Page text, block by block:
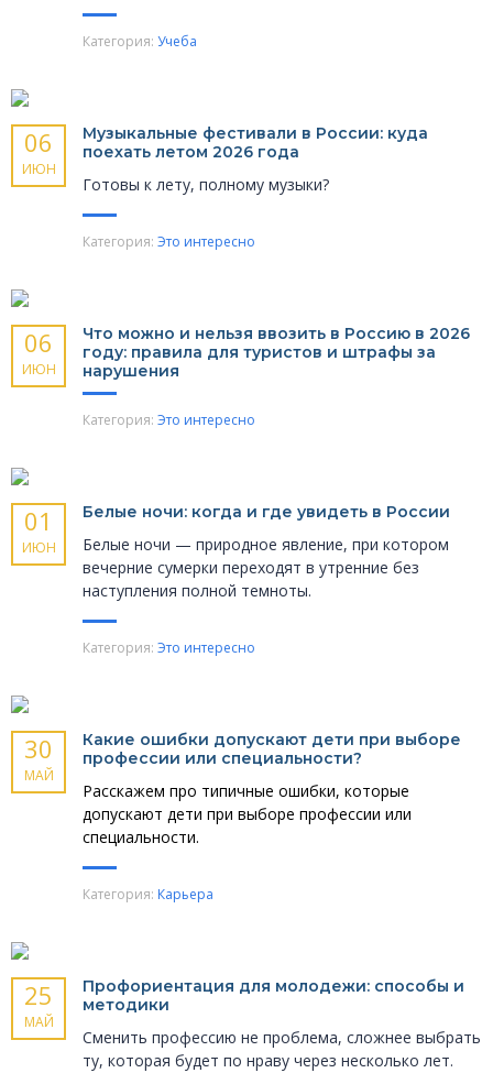
Категория: Учеба
06
ИЮН
Музыкальные фести­вали в России: куда
поехать летом 2026 года
Готовы к лету, полному музыки?
Категория: Это интересно
06
ИЮН
Что можно и нельзя ввозить в Россию в 2026
году: правила для туристов и штрафы за
нарушения
Категория: Это интересно
01
ИЮН
Белые ночи: когда и где увидеть в России
Белые ночи — природное явление, при котором
вечерние сумерки переходят в утренние без
наступления полной темноты.
Категория: Это интересно
30
МАЙ
Какие ошибки допускают дети при выборе
профессии или специальности?
Расскажем про типичные ошибки, которые
допускают дети при выборе профессии или
специальности.
Категория: Карьера
25
МАЙ
Профориентация для молодежи: способы и
методики
Сменить профессию не проблема, сложнее выбрать
ту, которая будет по нраву через несколько лет.